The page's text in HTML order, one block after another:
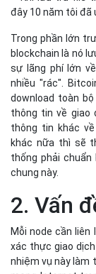
chung này.
2. Vấn
Mỗi node cần liên
xác thực giao
nhiệm vụ này làm
mạng Internet
thể thấy băng
Upload/ngày. Wtf ?
3. Vấn
giao